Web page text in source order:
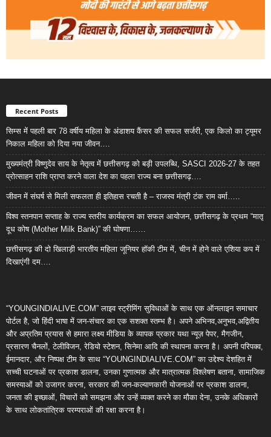
Recent Posts
सिम्स में पहली बार 78 वर्षीय महिला के अंडाशय कैंसर की सफल सर्जरी, एक किलो का ट्यूमर
निकाल महिला को दिया नया जीवन….
मुख्यमंत्री विष्णुदेव साय के नेतृत्व में छत्तीसगढ़ को बड़ी उपलब्धि, SASCI 2026-27 के तहत
प्रोत्साहन राशि प्राप्त करने वाला देश का पहला राज्य बना छत्तीसगढ़….
जीवन में संघर्ष से मिली सफलता ही इतिहास रचती है – राजस्व मंत्री टंक राम वर्मा…..
विश्व स्तनपान सप्ताह के राज्य स्तरीय कार्यक्रम का सफल आयोजन, छत्तीसगढ़ के प्रथम “मातृ
दूध कोष (Mother Milk Bank)” की घोषणा……
छत्तीसगढ़ की दो खिलाड़ी भारतीय महिला जूनियर हॉकी टीम में, चीन में होने वाले एशिया कप में
दिखाएंगी दम….
“YOUNGINDIALIVE.COM” लाइव स्ट्रीमिंग सुविधाओं के साथ एक ऑनलाइन समाचार
पोर्टल है, जो हिंदी भाषा में जन-संचार का एक सशक्त स्तम्भ है। अपने अभिनव,अनुभव,अद्वितीय
और अप्रतिम प्रयास से हमारा लक्ष्य मीडिया के व्यापक प्रकार यथा न्यूज़ पेपर, मैगजीन,
प्रसारण चैनलों, टेलीविजन, रेडियो स्टेशन, सिनेमा आदि की स्थापना करना है। अपनी परिपक्व,
ईमानदार, और निष्पक्ष टीम के साथ “YOUNGINDIALIVE.COM” का उद्देश्य देशहित में
सच्ची घटनाओं पर प्रकाश डालना, उनका गुणात्मक और मात्रात्मक विश्लेषण बताना, सामाजिक
समस्याओं को उजागर करना, सरकार की जन-कल्याणकारी योजनाओं पर प्रकाश डालना,
जनता की इच्छाओं, विचारों को समझना और उन्हें व्यक्त करने का मौका देना, उनके अधिकारों
के साथ लोकतांत्रिक परम्पराओं की रक्षा करना है।